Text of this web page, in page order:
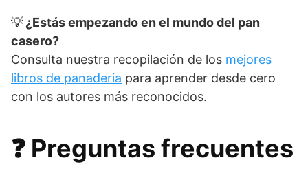
💡¿Estás empezando en el mundo del pan
casero?
Consulta nuestra recopilación de los mejores
libros de panaderia para aprender desde cero
con los autores más reconocidos.
❓ Preguntas frecuentes